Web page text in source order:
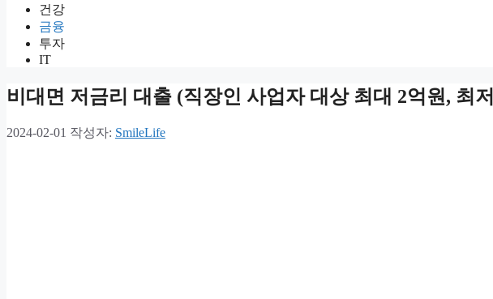
건강
금융
투자
IT
비대면 저금리 대출 (직장인 사업자 대상 최대 2억원, 최
2024-02-01 작성자: SmileLife